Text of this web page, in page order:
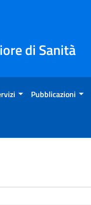
di Sanità
Pubblicazioni